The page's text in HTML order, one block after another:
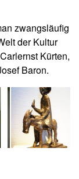
zwangsläufig
der Kultur
Kürten,
Baron.